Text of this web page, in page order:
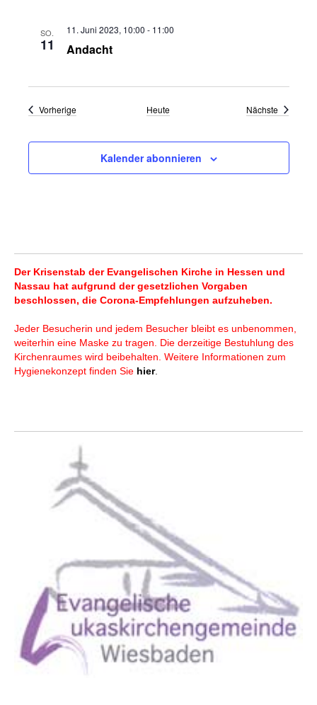
SO.
11 Andacht
11. Juni 2023, 10:00 - 11:00
VorherigeVeranstaltungen Heute Nächste
Kalender abonnieren
Der Krisenstab der Evangelischen Kirche in Hessen und
Nassau hat aufgrund der gesetzlichen Vorgaben
beschlossen, die Corona-Empfehlungen aufzuheben.
Jeder Besucherin und jedem Besucher bleibt es unbenommen,
weiterhin eine Maske zu tragen. Die derzeitige Bestuhlung des
Kirchenraumes wird beibehalten. Weitere Informationen zum
Hygienekonzept finden Sie hier.